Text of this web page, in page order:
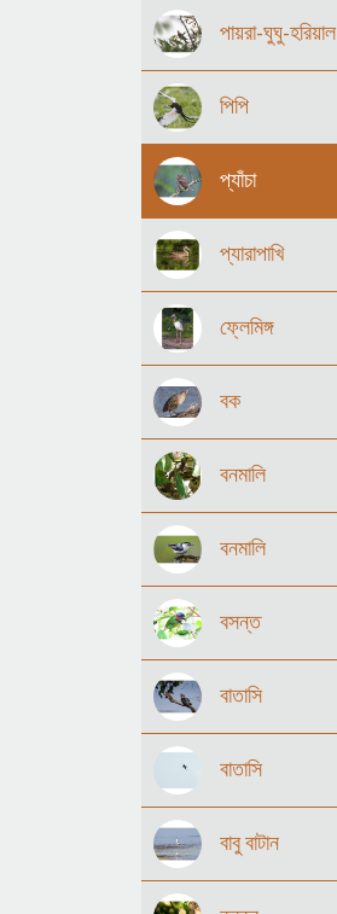
পায়রা-ঘুঘু-হরিয়াল
পিপি
প্যাঁচা
প্যারাপাখি
ফ্লেমিঙ্গ
বক
বনমালি
বনমালি
বসন্ত
বাতাসি
বাতাসি
বাবু বাটান